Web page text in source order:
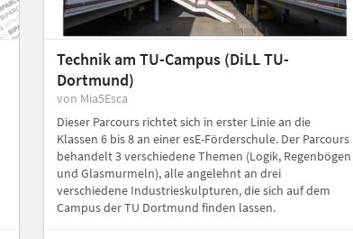
Technik am TU-Campus (DiLL TU-
Dortmund)
von Mia5Esca
Dieser Parcours richtet sich in erster Linie an die
Klassen 6 bis 8 an einer esE-Förderschule. Der Parcours
behandelt 3 verschiedene Themen (Logik, Regenbögen
und Glasmurmeln), alle angelehnt an drei
verschiedene Industrieskulpturen, die sich auf dem
Campus der TU Dortmund finden lassen.